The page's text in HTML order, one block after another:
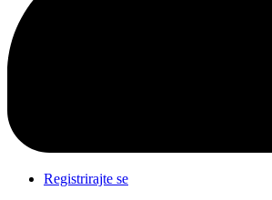
Registrirajte se